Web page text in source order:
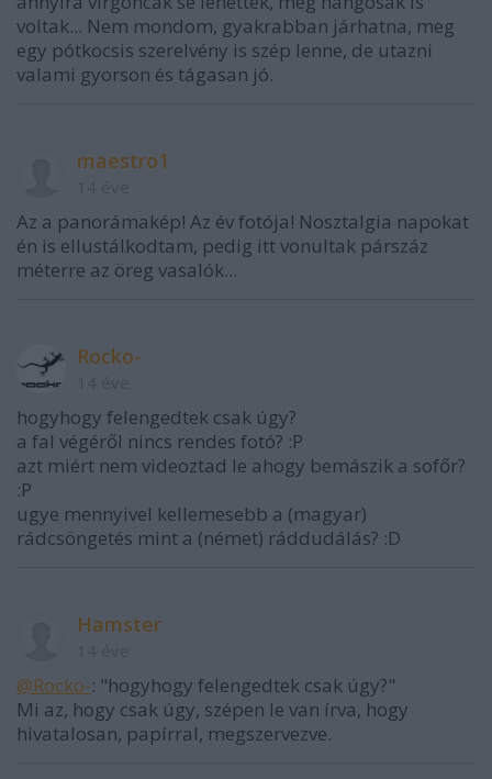
voltak... Nem mondom, gyakrabban járhatna, meg
egy pótkocsis szerelvény is szép lenne, de utazni
valami gyorson és tágasan jó.
maestro1
Az a panorámakép! Az év fotója! Nosztalgia napokat
én is ellustálkodtam, pedig itt vonultak párszáz
méterre az öreg vasalók...
Rocko-
hogyhogy felengedtek csak úgy?
a fal végéről nincs rendes fotó? :P
azt miért nem videoztad le ahogy bemászik a sofőr?
:P
ugye mennyivel kellemesebb a (magyar)
rádcsöngetés mint a (német) ráddudálás? :D
Hamster
@Rocko-: "hogyhogy felengedtek csak úgy?"
Mi az, hogy csak úgy, szépen le van írva, hogy
hivatalosan, papírral, megszervezve.